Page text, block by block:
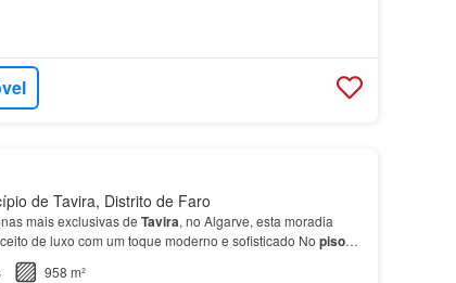
de Tavira, Distrito de Faro
mais exclusivas de Tavira, no Algarve, esta moradia
de luxo com um toque moderno e sofisticado No piso
de jantar em estilo open space f…
958 m²